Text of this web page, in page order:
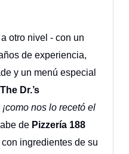
otro nivel - con un
de experiencia,
y un menú especial
The Dr.’s
nos lo recetó el
de Pizzería 188
ingredientes de su